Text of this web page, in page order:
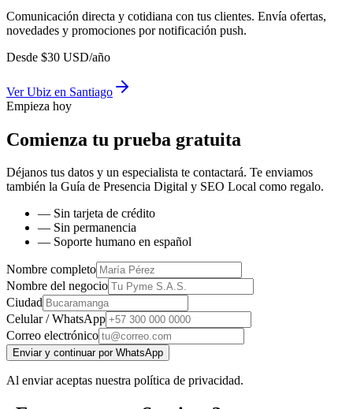
Comunicación directa y cotidiana con tus clientes. Envía ofertas,
novedades y promociones por notificación push.
Desde $30 USD/año
VerUbiz en Santiago
Empieza hoy
Comienza tu prueba gratuita
Déjanos tus datos y un especialista te contactará. Te enviamos
también la Guía de Presencia Digital y SEO Local como regalo.
— Sin tarjeta de crédito
— Sin permanencia
— Soporte humano en español
Nombre completo
Nombre del negocio
Ciudad
Celular / WhatsApp
Correo electrónico
Enviar y continuar por WhatsApp
Al enviar aceptas nuestra política de privacidad.